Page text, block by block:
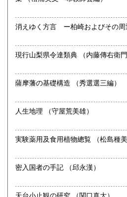
180円
180円
買い取りいたします。お問い合わ
取り扱い分野
古書一般（その他）
現行山梨県令達類典 （内藤傳右
薩摩藩の基礎構造 （秀選選三編）
人生地理 （守屋荒美雄）
実験薬用及食用植物總覧 （松島
密入国者の手記 （邱永漢）